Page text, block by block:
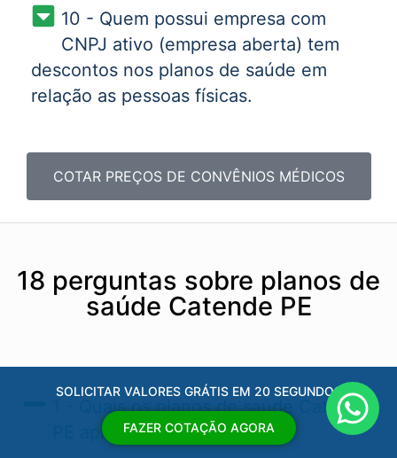
10 - Quem possui empresa com
CNPJ ativo (empresa aberta) tem
descontos nos planos de saúde em
relação as pessoas físicas.
COTAR PREÇOS DE CONVÊNIOS MÉDICOS
18 perguntas sobre planos de
saúde Catende PE
1 - Quais os planos de saúde Catende
PE​ aprovados pela ANS?
SOLICITAR VALORES GRÁTIS EM 20 SEGUNDOS
FAZER COTAÇÃO AGORA